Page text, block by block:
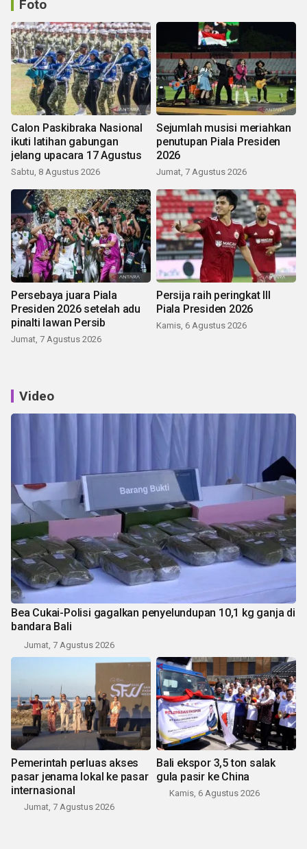
Foto
Calon Paskibraka Nasional
ikuti latihan gabungan
jelang upacara 17 Agustus
Sabtu, 8 Agustus 2026
Sejumlah musisi meriahkan
penutupan Piala Presiden
2026
Jumat, 7 Agustus 2026
Persebaya juara Piala
Presiden 2026 setelah adu
pinalti lawan Persib
Jumat, 7 Agustus 2026
Persija raih peringkat III
Piala Presiden 2026
Kamis, 6 Agustus 2026
Video
Bea Cukai-Polisi gagalkan penyelundupan 10,1 kg ganja di
bandara Bali
Jumat, 7 Agustus 2026
Pemerintah perluas akses
pasar jenama lokal ke pasar
internasional
Jumat, 7 Agustus 2026
Bali ekspor 3,5 ton salak
gula pasir ke China
Kamis, 6 Agustus 2026